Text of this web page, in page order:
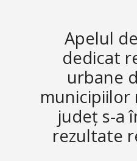
Apelul
dedicat
urbane
municipiilor
județ s-a
rezultate